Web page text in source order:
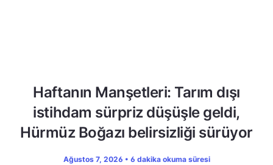
Haftanın Manşetleri: Tarım dışı
istihdam sürpriz düşüşle geldi,
Hürmüz Boğazı belirsizliği sürüyor
Ağustos 7, 2026 • 6 dakika okuma süresi